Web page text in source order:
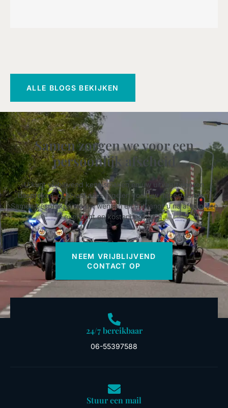
ALLE BLOGS BEKIJKEN
Samen zorgen we voor een
persoonlijk afscheid
U kunt vrijblijvend kennismaken en uw uitvaartwensen
bespreken, of alvast alles regelen voor uw nabestaanden.
Samen bespreken we uw wensen en ontvangt u na afloop een
overzicht en kostenbegroting.
NEEM VRIJBLIJVEND
CONTACT OP
24/7 bereikbaar
06-55397588
Stuur een mail